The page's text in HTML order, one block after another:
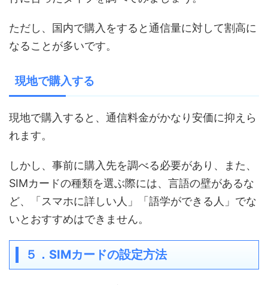
ただし、国内で購入をすると通信量に対して割高に
なることが多いです。
現地で購入する
現地で購入すると、通信料金がかなり安価に抑えら
れます。
しかし、事前に購入先を調べる必要があり、また、
SIMカードの種類を選ぶ際には、言語の壁があるな
ど、「スマホに詳しい人」「語学ができる人」でな
いとおすすめはできません。
５．SIMカードの設定方法